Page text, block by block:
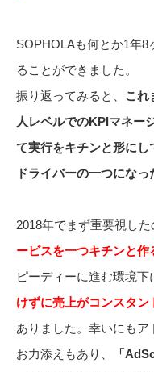
SOPHOLAも何とか1年8
ることができました。
振り返ってみると、 これ
人レベルでのKPIマネー
て実行をキチンと形に
ドライバーの一つになっ
2018年でまず重要視した
ービスを一つキチンと作
ピーディーに進む環境下
けずに売上がコンスタ
ありました。幸いにも
お力添えもあり、
「